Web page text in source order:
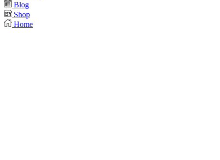
Blog
Shop
Home